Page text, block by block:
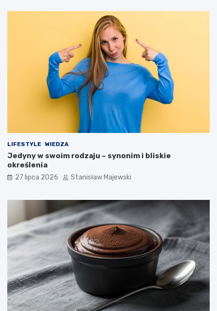
LIFESTYLE WIEDZA
Jedyny w swoim rodzaju – synonim i bliskie
określenia
27 lipca 2026 Stanisław Majewski